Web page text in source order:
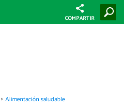
COMPARTIR
Alimentación saludable